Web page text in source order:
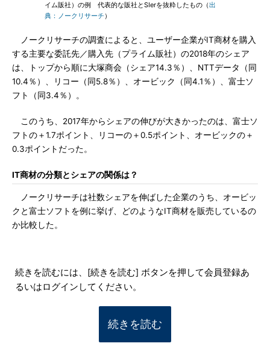
イム販社）の例 代表的な販社とSIerを抜粋したもの（出
典：ノークリサーチ）
ノークリサーチの調査によると、ユーザー企業がIT商材を購入
する主要な委託先／購入先（プライム販社）の2018年のシェア
は、トップから順に大塚商会（シェア14.3％）、NTTデータ（同
10.4％）、リコー（同5.8％）、オービック（同4.1％）、富士ソ
フト（同3.4％）。
このうち、2017年からシェアの伸びが大きかったのは、富士ソ
フトの＋1.7ポイント、リコーの＋0.5ポイント、オービックの＋
0.3ポイントだった。
IT商材の分類とシェアの関係は？
ノークリサーチは社数シェアを伸ばした企業のうち、オービッ
クと富士ソフトを例に挙げ、どのようなIT商材を販売しているの
か比較した。
続きを読むには、[続きを読む] ボタンを押して会員登録あ
るいはログインしてください。
続きを読む